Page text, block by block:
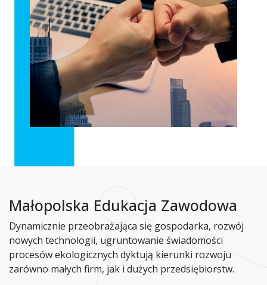
Małopolska Edukacja Zawodowa
Dynamicznie przeobrażająca się gospodarka, rozwój
nowych technologii, ugruntowanie świadomości
procesów ekologicznych dyktują kierunki rozwoju
zarówno małych firm, jak i dużych przedsiębiorstw.